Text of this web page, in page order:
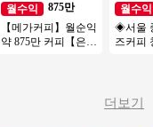
월수익
875만
【메가커피】월순익
약 875만 커피【은평
월수익
◈서울
즈커피
더보기